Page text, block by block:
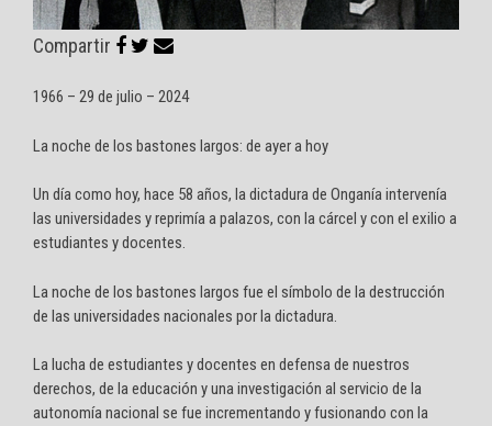
Compartir
1966 – 29 de julio – 2024
La noche de los bastones largos: de ayer a hoy
Un día como hoy, hace 58 años, la dictadura de Onganía intervenía
las universidades y reprimía a palazos, con la cárcel y con el exilio a
estudiantes y docentes.
La noche de los bastones largos fue el símbolo de la destrucción
de las universidades nacionales por la dictadura.
La lucha de estudiantes y docentes en defensa de nuestros
derechos, de la educación y una investigación al servicio de la
autonomía nacional se fue incrementando y fusionando con la